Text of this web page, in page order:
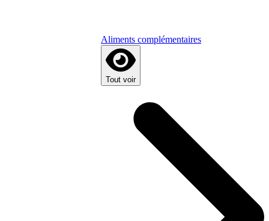
Aliments complémentaires
Tout voir